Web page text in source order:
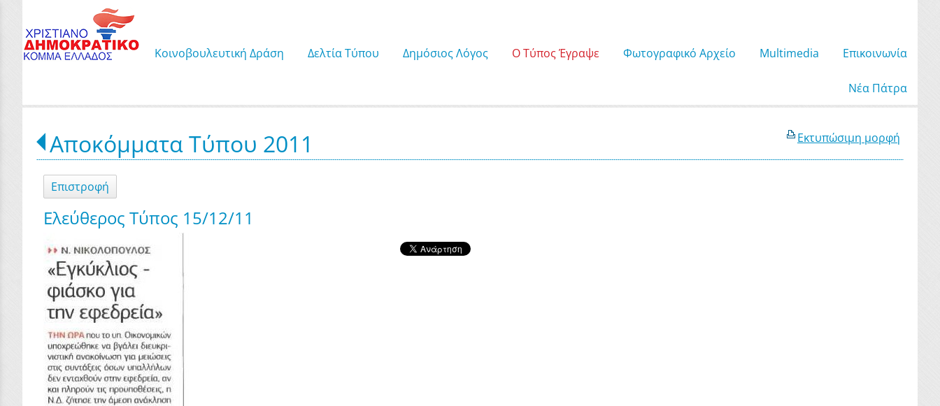
Κοινοβουλευτική Δράση Δελτία Τύπου Δημόσιος Λόγος Ο Τύπος Έγραψε Φωτογραφικό Αρχείο Μultimedia Επικοινωνία
Νέα Πάτρα
Εκτυπώσιμη μορφή
Αποκόμματα Τύπου 2011
Επιστροφή
Ελεύθερος Τύπος 15/12/11